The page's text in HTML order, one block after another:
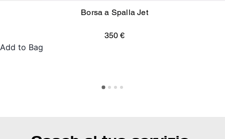
Borsa a Spalla Jet
350 €
Add to Bag